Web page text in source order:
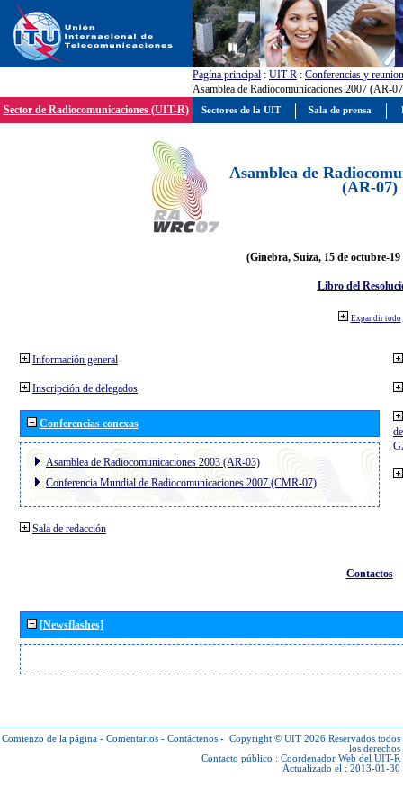
Pagína principal : UIT-R : Conferencias y
Asamblea de Radiocomunicaciones 2007 (AR-
Sector de Radiocomunicaciones (UIT-R)
Asamblea de
(AR-07)
(Ginebra, Suiza, 15 de octubre-19
Libro del
Expandir todo
Información general
Inscripción de delegados
Conferencias conexas
Asamblea de Radiocomunicaciones 2003 (AR-03)
Conferencia Mundial de Radiocomunicaciones 2007 (CMR-07)
Sala de redacción
Contactos
[Newsflashes]
Comienzo de la página - Comentarios - Contáctenos - Copyright © UIT 2026 Reservados todos
los derechos
Contacto público : Coordenador Web del UIT-R
Actualizado el : 2013-01-30
Sectores de la UIT Sala de prensa